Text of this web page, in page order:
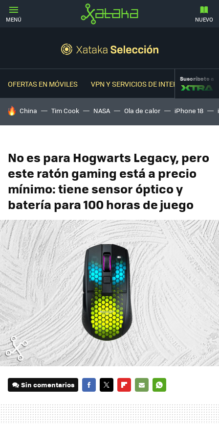
MENÚ NUEVO
OFERTAS EN MÓVILES VPN Y SERVICIOS DE INTERNETSuscríbete a
HOY SE HABLA DE
China Tim Cook NASA Ola de calor iPhone 18
No es para Hogwarts Legacy, pero
este ratón gaming está a precio
mínimo: tiene sensor óptico y
batería para 100 horas de juego
Sin comentarios
MAIL